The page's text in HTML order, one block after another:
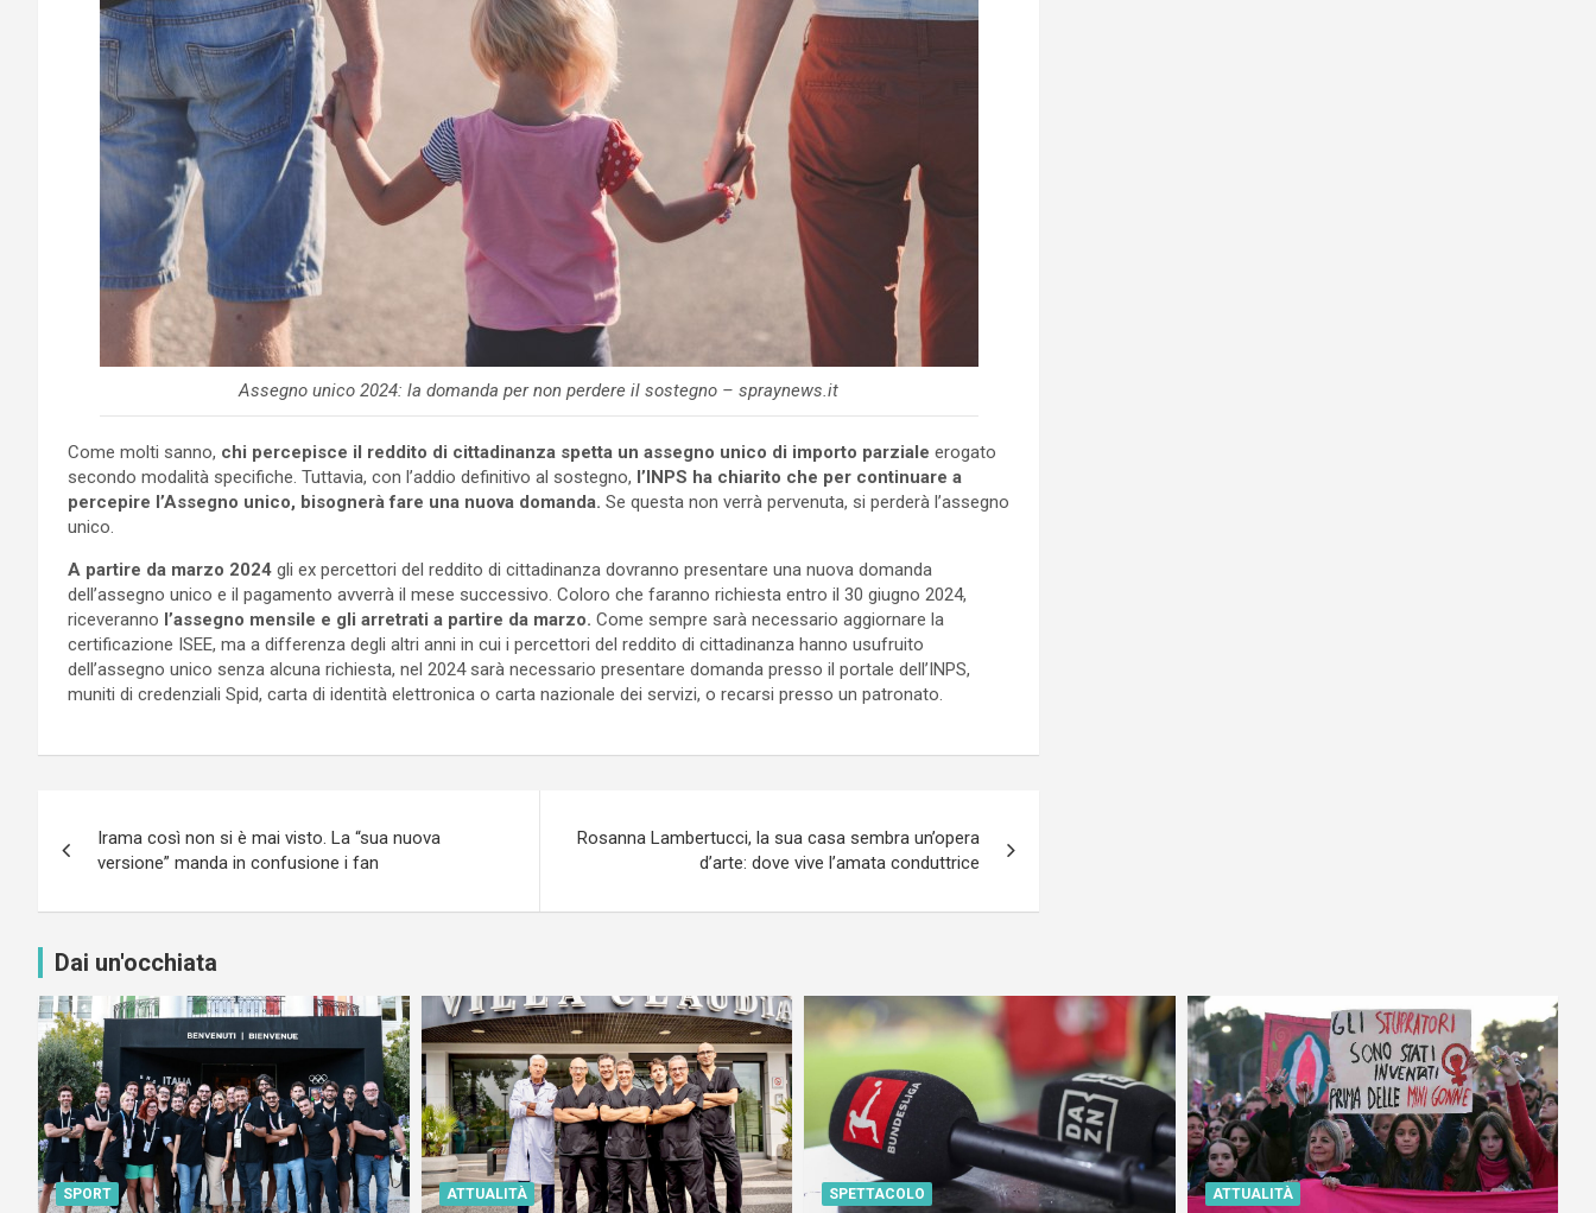
Assegno unico 2024: la domanda per non perdere il sostegno – spraynews.it
Come molti sanno, chi percepisce il reddito di cittadinanza spetta un assegno unico di importo parziale erogato
secondo modalità specifiche. Tuttavia, con l’addio definitivo al sostegno, l’INPS ha chiarito che per continuare a
percepire l’Assegno unico, bisognerà fare una nuova domanda. Se questa non verrà pervenuta, si perderà l’assegno
unico.
A partire da marzo 2024 gli ex percettori del reddito di cittadinanza dovranno presentare una nuova domanda
dell’assegno unico e il pagamento avverrà il mese successivo. Coloro che faranno richiesta entro il 30 giugno 2024,
riceveranno l’assegno mensile e gli arretrati a partire da marzo. Come sempre sarà necessario aggiornare la
certificazione ISEE, ma a differenza degli altri anni in cui i percettori del reddito di cittadinanza hanno usufruito
dell’assegno unico senza alcuna richiesta, nel 2024 sarà necessario presentare domanda presso il portale dell’INPS,
muniti di credenziali Spid, carta di identità elettronica o carta nazionale dei servizi, o recarsi presso un patronato.
articoli
Irama così non si è mai visto. La “sua nuova
versione” manda in confusione i fan
Rosanna Lambertucci, la sua casa sembra un’opera
d’arte: dove vive l’amata conduttrice
Dai un'occhiata
SPORT ATTUALITÀ SPETTACOLO ATTUALITÀ